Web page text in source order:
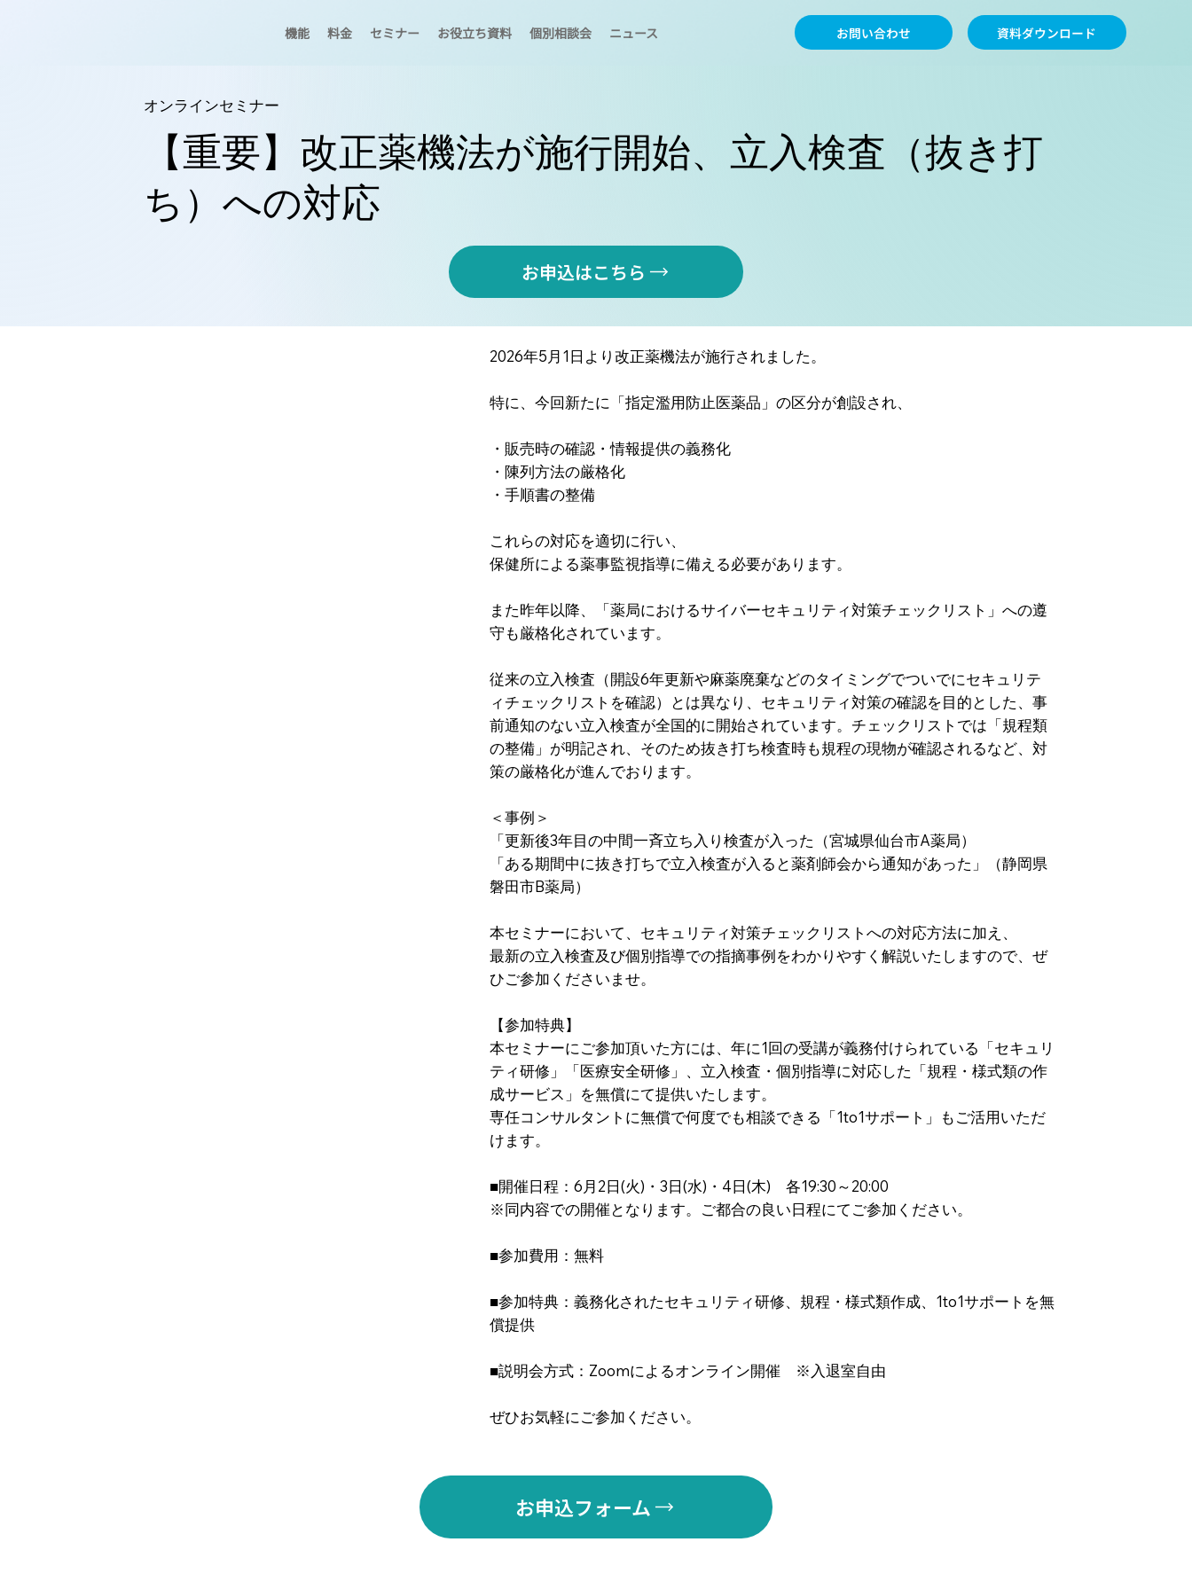
資料ダウンロード
お問い合わせ
機能 料金 セミナー お役立ち資料 個別相談会 ニュース
オンラインセミナー
【重要】改正薬機法が施行開始、立入検査（抜き打
ち）への対応
お申込はこちら
2026年5月1日より改正薬機法が施行されました。
特に、今回新たに「指定濫用防止医薬品」の区分が創設され、
・販売時の確認・情報提供の義務化
・陳列方法の厳格化
・手順書の整備
これらの対応を適切に行い、
保健所による薬事監視指導に備える必要があります。
また昨年以降、「薬局におけるサイバーセキュリティ対策チェックリスト」への遵
守も厳格化されています。
従来の立入検査（開設6年更新や麻薬廃棄などのタイミングでついでにセキュリテ
ィチェックリストを確認）とは異なり、セキュリティ対策の確認を目的とした、事
前通知のない立入検査が全国的に開始されています。チェックリストでは「規程類
の整備」が明記され、そのため抜き打ち検査時も規程の現物が確認されるなど、対
策の厳格化が進んでおります。
＜事例＞
「更新後3年目の中間一斉立ち入り検査が入った（宮城県仙台市A薬局）
「ある期間中に抜き打ちで立入検査が入ると薬剤師会から通知があった」（静岡県
磐田市B薬局）
本セミナーにおいて、セキュリティ対策チェックリストへの対応方法に加え、
最新の立入検査及び個別指導での指摘事例をわかりやすく解説いたしますので、ぜ
ひご参加くださいませ。
【参加特典】
本セミナーにご参加頂いた方には、年に1回の受講が義務付けられている「セキュリ
ティ研修」「医療安全研修」、立入検査・個別指導に対応した「規程・様式類の作
成サービス」を無償にて提供いたします。
専任コンサルタントに無償で何度でも相談できる「1to1サポート」もご活用いただ
けます。
■開催日程：6月2日(火)・3日(水)・4日(木) 各19:30～20:00
※同内容での開催となります。ご都合の良い日程にてご参加ください。
■参加費用：無料
■参加特典：義務化されたセキュリティ研修、規程・様式類作成、1to1サポートを無
償提供
■説明会方式：Zoomによるオンライン開催 ※入退室自由
ぜひお気軽にご参加ください。
お申込フォーム